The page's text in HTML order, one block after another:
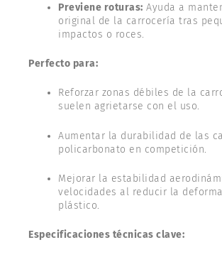
Previene roturas: Ayuda a
original de la carrocería tras
impactos o roces.
Perfecto para:
Reforzar zonas débiles de la
suelen agrietarse con el uso.
Aumentar la durabilidad de las
policarbonato en competición.
Mejorar la estabilidad
velocidades al reducir la
plástico.
Especificaciones técnicas clave: